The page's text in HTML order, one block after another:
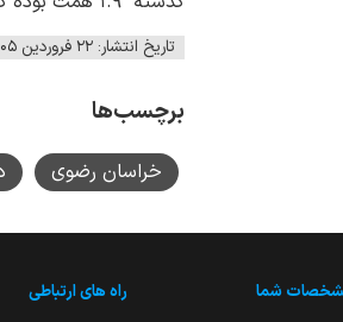
تاریخ انتشار: ۲۲ فروردین ۱۴۰۵ - ۱۱:۳۷
برچسب‌ها
خراسان رضوی
شما راه های ارتباطی